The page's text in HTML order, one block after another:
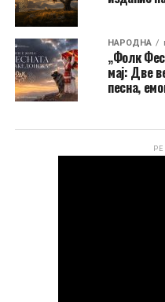
НАРОДНА
„Фолк
мај: Две
песна,